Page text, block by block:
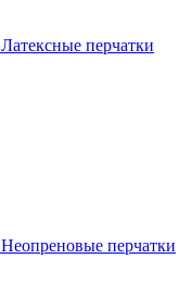
Латексные перчатки
Неопреновые перчатки